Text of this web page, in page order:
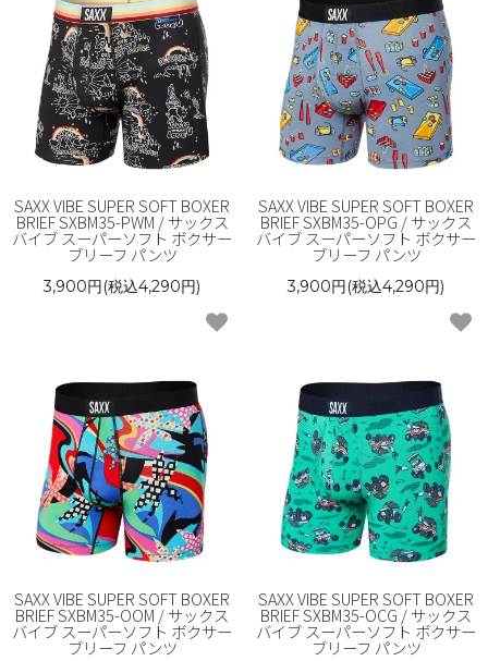
SAXX VIBE SUPER SOFT BOXER
BRIEF SXBM35-PWM / サックス
バイブ スーパーソフト ボクサー
ブリーフ パンツ
3,900円(税込4,290円)
SAXX VIBE SUPER SOFT BOXER
BRIEF SXBM35-OPG / サックス
バイブ スーパーソフト ボクサー
ブリーフ パンツ
3,900円(税込4,290円)
SAXX VIBE SUPER SOFT BOXER
BRIEF SXBM35-OOM / サックス
バイブ スーパーソフト ボクサー
ブリーフ パンツ
SAXX VIBE SUPER SOFT BOXER
BRIEF SXBM35-OCG / サックス
バイブ スーパーソフト ボクサー
ブリーフ パンツ